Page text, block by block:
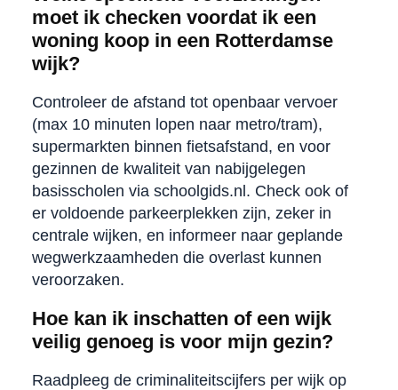
moet ik checken voordat ik een
woning koop in een Rotterdamse
wijk?
Controleer de afstand tot openbaar vervoer
(max 10 minuten lopen naar metro/tram),
supermarkten binnen fietsafstand, en voor
gezinnen de kwaliteit van nabijgelegen
basisscholen via schoolgids.nl. Check ook of
er voldoende parkeerplekken zijn, zeker in
centrale wijken, en informeer naar geplande
wegwerkzaamheden die overlast kunnen
veroorzaken.
Hoe kan ik inschatten of een wijk
veilig genoeg is voor mijn gezin?
Raadpleeg de criminaliteitscijfers per wijk op